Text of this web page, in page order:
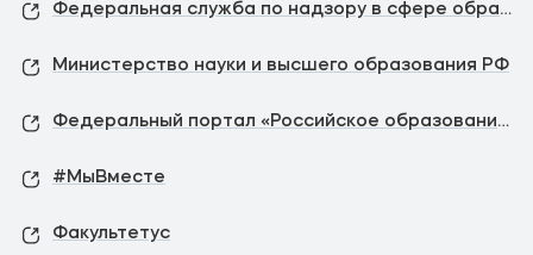
Федеральная служба по надзору в сфере образования и науки
Министерство науки и высшего образования РФ
Федеральный портал «Российское образование»
#МыВместе
Факультетус